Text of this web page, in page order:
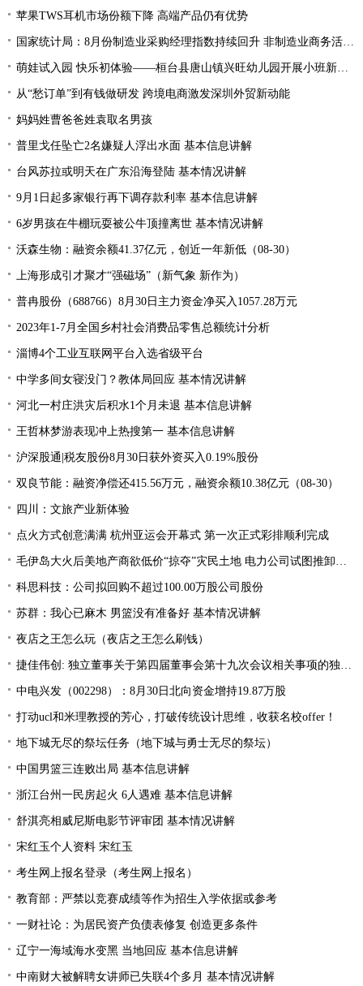
苹果TWS耳机市场份额下降 高端产品仍有优势
国家统计局：8月份制造业采购经理指数持续回升 非制造业商务活动指数延续扩张态势
萌娃试入园 快乐初体验——桓台县唐山镇兴旺幼儿园开展小班新生体验活动
从“愁订单”到有钱做研发 跨境电商激发深圳外贸新动能
妈妈姓曹爸爸姓袁取名男孩
普里戈任坠亡2名嫌疑人浮出水面 基本信息讲解
台风苏拉或明天在广东沿海登陆 基本情况讲解
9月1日起多家银行再下调存款利率 基本信息讲解
6岁男孩在牛棚玩耍被公牛顶撞离世 基本情况讲解
沃森生物：融资余额41.37亿元，创近一年新低（08-30）
上海形成引才聚才“强磁场”（新气象 新作为）
普冉股份（688766）8月30日主力资金净买入1057.28万元
2023年1-7月全国乡村社会消费品零售总额统计分析
淄博4个工业互联网平台入选省级平台
中学多间女寝没门？教体局回应 基本情况讲解
河北一村庄洪灾后积水1个月未退 基本信息讲解
王哲林梦游表现冲上热搜第一 基本信息讲解
沪深股通|税友股份8月30日获外资买入0.19%股份
双良节能：融资净偿还415.56万元，融资余额10.38亿元（08-30）
四川：文旅产业新体验
点火方式创意满满 杭州亚运会开幕式 第一次正式彩排顺利完成
毛伊岛大火后美地产商欲低价“掠夺”灾民土地 电力公司试图推卸责任
科思科技：公司拟回购不超过100.00万股公司股份
苏群：我心已麻木 男篮没有准备好 基本情况讲解
夜店之王怎么玩（夜店之王怎么刷钱）
捷佳伟创: 独立董事关于第四届董事会第十九次会议相关事项的独立意见
中电兴发（002298）：8月30日北向资金增持19.87万股
打动ucl和米理教授的芳心，打破传统设计思维，收获名校offer！
地下城无尽的祭坛任务（地下城与勇士无尽的祭坛）
中国男篮三连败出局 基本信息讲解
浙江台州一民房起火 6人遇难 基本信息讲解
舒淇亮相威尼斯电影节评审团 基本情况讲解
宋红玉个人资料 宋红玉
考生网上报名登录（考生网上报名）
教育部：严禁以竞赛成绩等作为招生入学依据或参考
一财社论：为居民资产负债表修复 创造更多条件
辽宁一海域海水变黑 当地回应 基本信息讲解
中南财大被解聘女讲师已失联4个多月 基本情况讲解